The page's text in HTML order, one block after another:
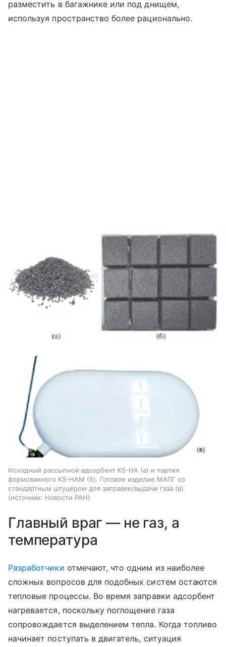
разместить в багажнике или под днищем,
используя пространство более рационально.
Исходный рассыпной адсорбент KS-HA (а) и партия
формованного KS-HAM (б). Готовое изделие МАПГ со
стандартным штуцером для заправки/выдачи газа (в)
источник: Новости РАН
Главный враг — не газ, а
температура
Разработчики отмечают, что одним из наиболее
сложных вопросов для подобных систем остаются
тепловые процессы. Во время заправки адсорбент
нагревается, поскольку поглощение газа
сопровождается выделением тепла. Когда топливо
начинает поступать в двигатель, ситуация